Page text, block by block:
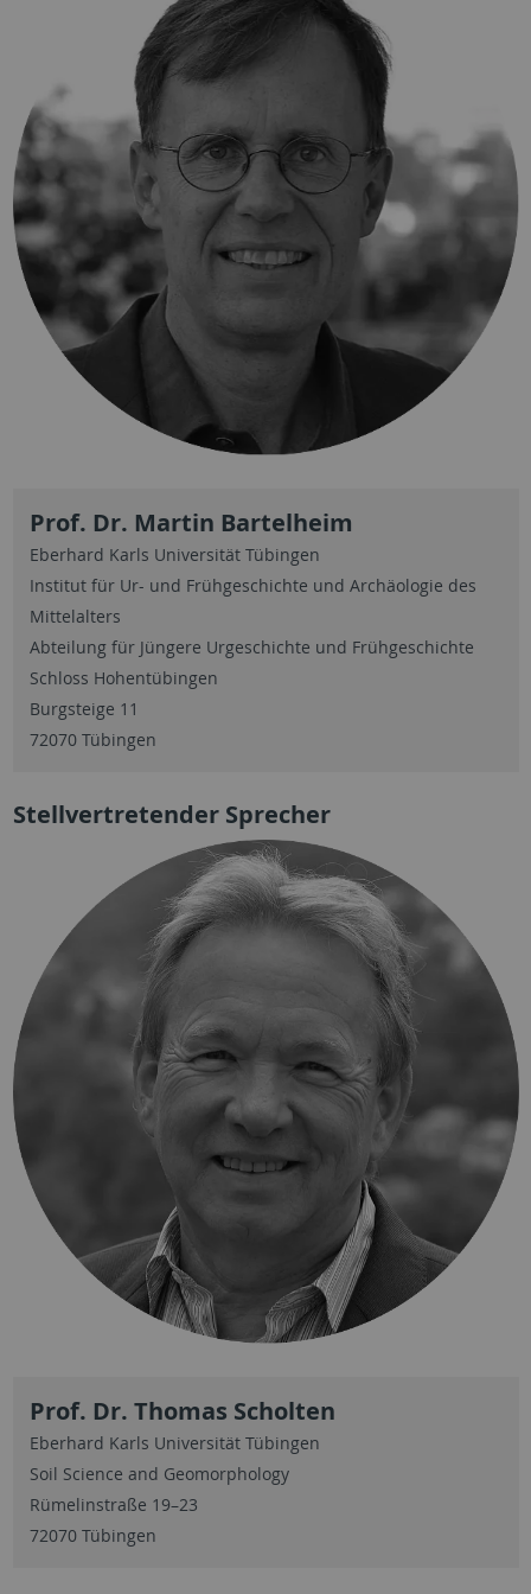
Prof. Dr. Martin Bartelheim
Eberhard Karls Universität Tübingen
Institut für Ur- und Frühgeschichte und Archäologie des
Mittelalters
Abteilung für Jüngere Urgeschichte und Frühgeschichte
Schloss Hohentübingen
Burgsteige 11
72070 Tübingen
Stellvertretender Sprecher
Prof. Dr. Thomas Scholten
Eberhard Karls Universität Tübingen
Soil Science and Geomorphology
Rümelinstraße 19–23
72070 Tübingen